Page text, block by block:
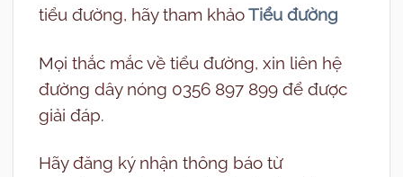
tiểu đường, hãy tham khảoTiểu đường
Mọi thắc mắc về tiểu đường, xin liên hệ
đường dây nóng 0356 897 899 để được
giải đáp.
Hãy đăng ký nhận thông báo từ